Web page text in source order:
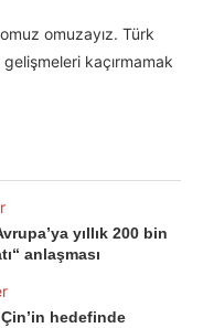
omuzayız. Türk
kaçırmamak
yıllık 200 bin
anlaşması
hedefinde